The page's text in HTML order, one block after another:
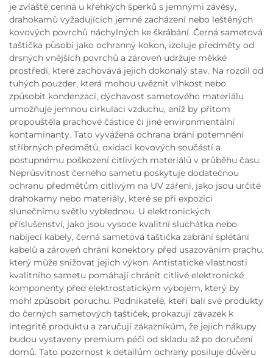
je zvláště cenná u křehkých šperků s jemnými závěsy,
drahokamů vyžadujících jemné zacházení nebo leštěných
kovových povrchů náchylných ke škrábání. Černá sametová
taštička působí jako ochranný kokon, izoluje předměty od
drsných vnějších povrchů a zároveň udržuje měkké
prostředí, které zachovává jejich dokonalý stav. Na rozdíl od
tuhých pouzder, která mohou uvěznit vlhkost nebo
způsobit kondenzaci, dýchavost sametového materiálu
umožňuje jemnou cirkulaci vzduchu, aniž by přitom
propouštěla prachové částice či jiné environmentální
kontaminanty. Tato vyvážená ochrana brání potemnění
stříbrných předmětů, oxidaci kovových součástí a
postupnému poškození citlivých materiálů v průběhu času.
Neprůsvitnost černého sametu poskytuje dodatečnou
ochranu předmětům citlivým na UV záření, jako jsou určité
drahokamy nebo materiály, které se při expozici
slunečnímu světlu vyblednou. U elektronických
příslušenství, jako jsou vysoce kvalitní sluchátka nebo
nabíjecí kabely, černá sametová taštička zabrání splétání
kabelů a zároveň chrání konektory před usazováním prachu,
který může snižovat jejich výkon. Antistatické vlastnosti
kvalitního sametu pomáhají chránit citlivé elektronické
komponenty před elektrostatickým výbojem, který by
mohl způsobit poruchu. Podnikatelé, kteří balí své produkty
do černých sametových taštiček, prokazují závazek k
integritě produktu a zaručují zákazníkům, že jejich nákupy
budou vystaveny premium péči od skladu až po doručení
domů. Tato pozornost k detailům ochrany posiluje důvěru